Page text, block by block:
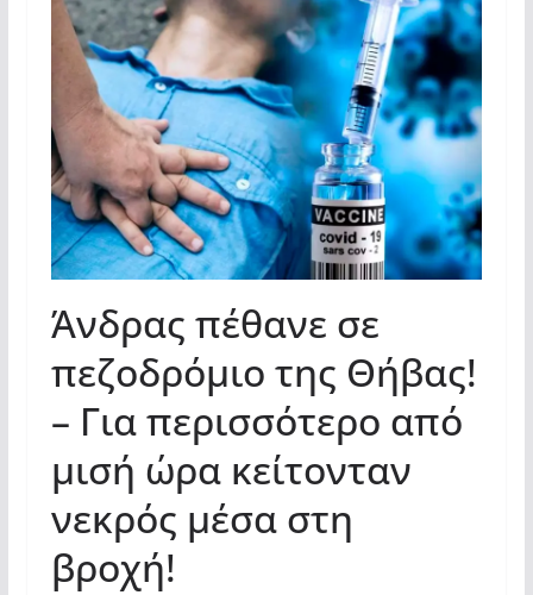
Άνδρας πέθανε σε
πεζοδρόμιο της Θήβας!
– Για περισσότερο από
μισή ώρα κείτονταν
νεκρός μέσα στη
βροχή!